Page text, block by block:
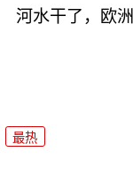
河水干了，欧
最热